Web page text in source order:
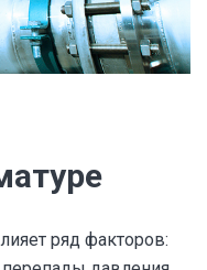
ряд факторов: